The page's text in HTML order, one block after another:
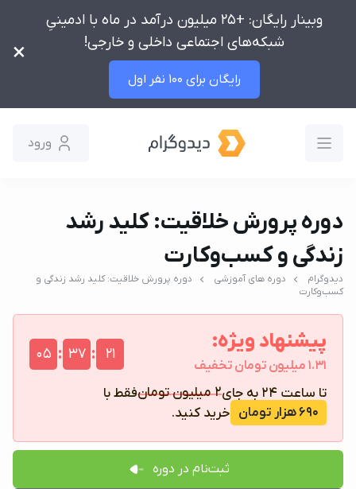
وبینار رایگان: +25 میلیون درآمد در ماه با ادمینیِ
شبکه‌های اجتماعی داخلی و خارجی!
رایگان برای 100 نفر اول
×
ورود
دوره پرورش خلاقیت: کلید رشد
زندگی و کسب‌وکارت
دیدوگرام دوره های آموزشی
دوره پرورش خلاقیت: کلید رشد زندگی و
کسب‌وکارت
پیشنهاد ویژه:
1.31 میلیون تومان تخفیف
05 : 37 : 20
تا ساعت 24 به جای 2 میلیون تومان فقط با
690 هزار تومان خرید کنید.
ثبت‌نام در دوره